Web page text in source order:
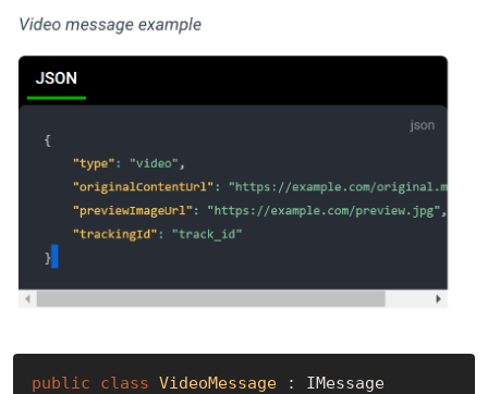
public class VideoMessage : IMessage